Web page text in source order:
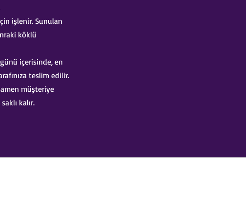
işlenir. Sunulan
köklü
içerisinde, en
teslim edilir.
müşteriye
kalır.